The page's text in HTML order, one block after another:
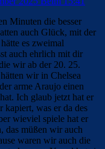
Minuten die besser
auch Glück, mit der
es zweimal
auch ehrlich mit dir
wir ab der 20. 25.
wir in Chelsea
arme Araujo einen
Ich glaub jetzt hat er
kapiert, was er da des
wieviel spiele hat er
das müßen wir auch
waren wir auch die